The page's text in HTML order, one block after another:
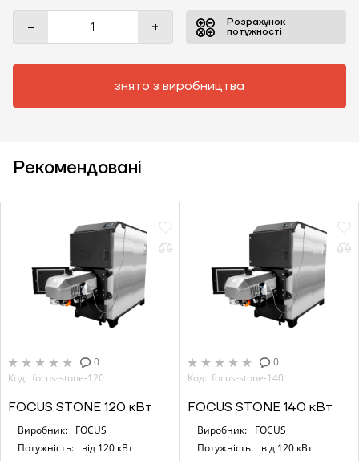
- +
Розрахунок
потужності
знято з виробництва
Рекомендовані
0
Код: focus-stone-120
FOCUS STONE 120 кВт
Виробник:
FOCUS
Потужність:
від 120 кВт
0
Код: focus-stone-140
FOCUS STONE 140 кВт
Виробник:
FOCUS
Потужність:
від 120 кВт